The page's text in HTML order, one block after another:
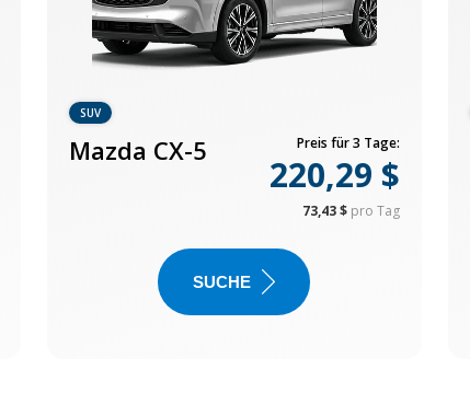
SUV
Mazda CX-5 Preis für 3 Tage:
220,29 $
73,43 $ pro Tag
SUCHE